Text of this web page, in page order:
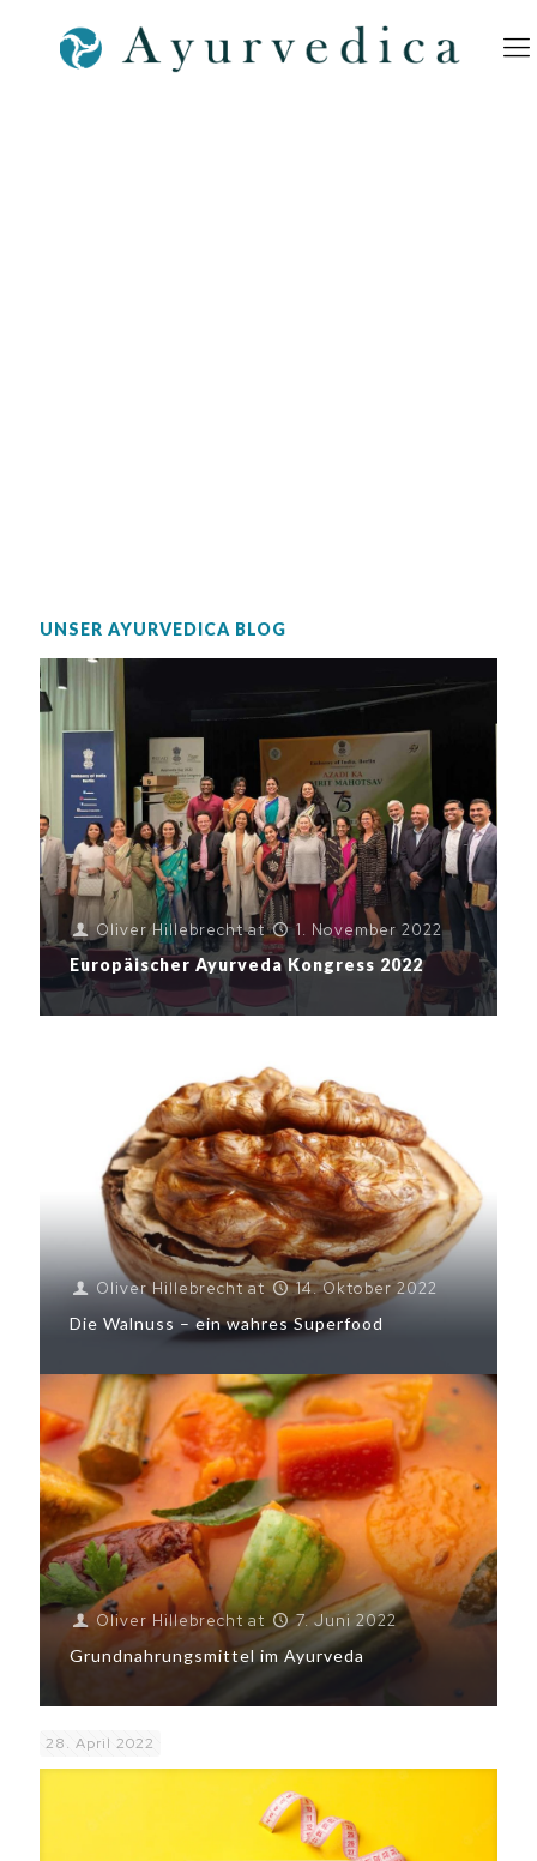
UNSER AYURVEDICA BLOG
Oliver Hillebrecht at
1. November 2022
Europäischer Ayurveda Kongress 2022
Oliver Hillebrecht at
14. Oktober 2022
Die Walnuss – ein wahres Superfood
Oliver Hillebrecht at
7. Juni 2022
Grundnahrungsmittel im Ayurveda
28. April 2022